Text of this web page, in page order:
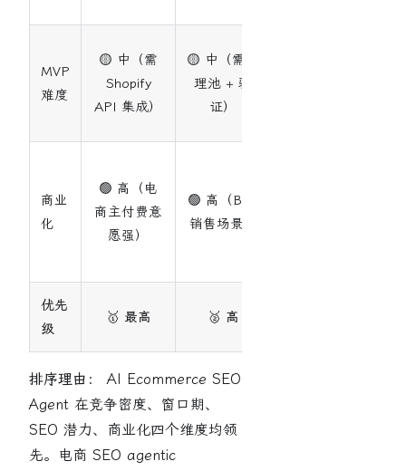
MVP
难度
🟡 中（需
Shopify
API 集成）
🟡 中（需代
理池 + 验
证）
商业
化
🟢 高（电
商主付费意
愿强）
🟢 高（B2B
销售场景）
优先
级
🥇 最高 🥈 高
排序理由：
AI Ecommerce SEO
Agent 在竞争密度、窗口期、
SEO 潜力、商业化四个维度均领
先。电商 SEO agentic